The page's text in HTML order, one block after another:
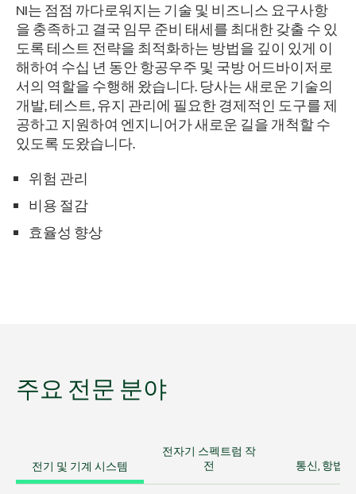
NI는 점점 까다로워지는 기술 및 비즈니스 요구사항
을 충족하고 결국 임무 준비 태세를 최대한 갖출 수 있
도록 테스트 전략을 최적화하는 방법을 깊이 있게 이
해하여 수십 년 동안 항공우주 및 국방 어드바이저로
서의 역할을 수행해 왔습니다. 당사는 새로운 기술의
개발, 테스트, 유지 관리에 필요한 경제적인 도구를 제
공하고 지원하여 엔지니어가 새로운 길을 개척할 수
있도록 도왔습니다.
위험 관리
비용 절감
효율성 향상
주요 전문 분야
전기 및 기계 시스템
전자기 스펙트럼 작
전
통신, 항법